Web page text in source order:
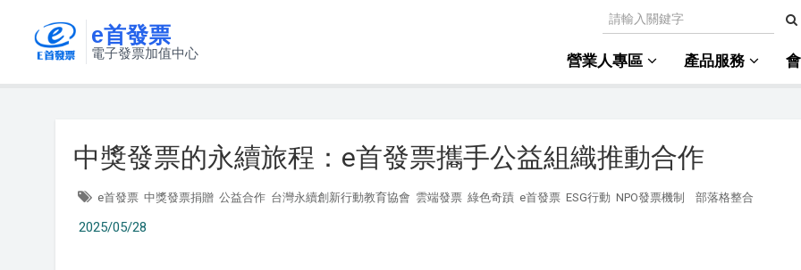
e首發票
電子發票加值中心 營業人專區 產品服務
中獎發票的永續旅程：e首發票攜手公益組織推動合作
e首發票 中獎發票捐贈 公益合作 台灣永續創新行動教育協會 雲端發票 綠色奇蹟 e首發票 ESG行動 NPO發票機制 部落格整合
2025/05/28